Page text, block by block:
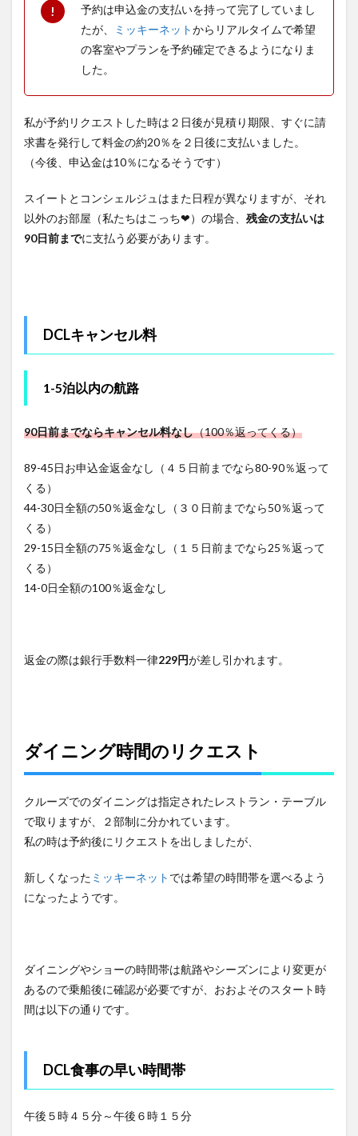
予約は申込金の支払いを持って完了していまし
たが、
ミッキーネットからリアルタイムで希望
の客室やプランを予約確定できるようになりま
した。
私が予約リクエストした時は２日後が見積り期限、すぐに請
求書を発行して料金の約20％を２日後に支払いました。
（今後、申込金は10％になるそうです）
スイートとコンシェルジュはまた日程が異なりますが、それ
以外のお部屋（私たちはこっち❤）の場合、 残金の支払いは
90日前までに支払う必要があります。
DCLキャンセル料
1-5泊以内の航路
90日前までならキャンセル料なし（100％返ってくる）
89-45日お申込金返金なし（４５日前までなら80-90％返って
くる）
44-30日全額の50％返金なし（３０日前までなら50％返って
くる）
29-15日全額の75％返金なし（１５日前までなら25％返って
くる）
14-0日全額の100％返金なし
返金の際は銀行手数料一律229円が差し引かれます。
ダイニング時間のリクエスト
クルーズでのダイニングは指定されたレストラン・テーブル
で取りますが、２部制に分かれています。
私の時は予約後にリクエストを出しましたが、
新しくなった ミッキーネット では希望の時間帯を選べるよう
になったようです。
ダイニングやショーの時間帯は航路やシーズンにより変更が
あるので乗船後に確認が必要ですが、おおよそのスタート時
間は以下の通りです。
DCL食事の早い時間帯
午後５時４５分～午後６時１５分